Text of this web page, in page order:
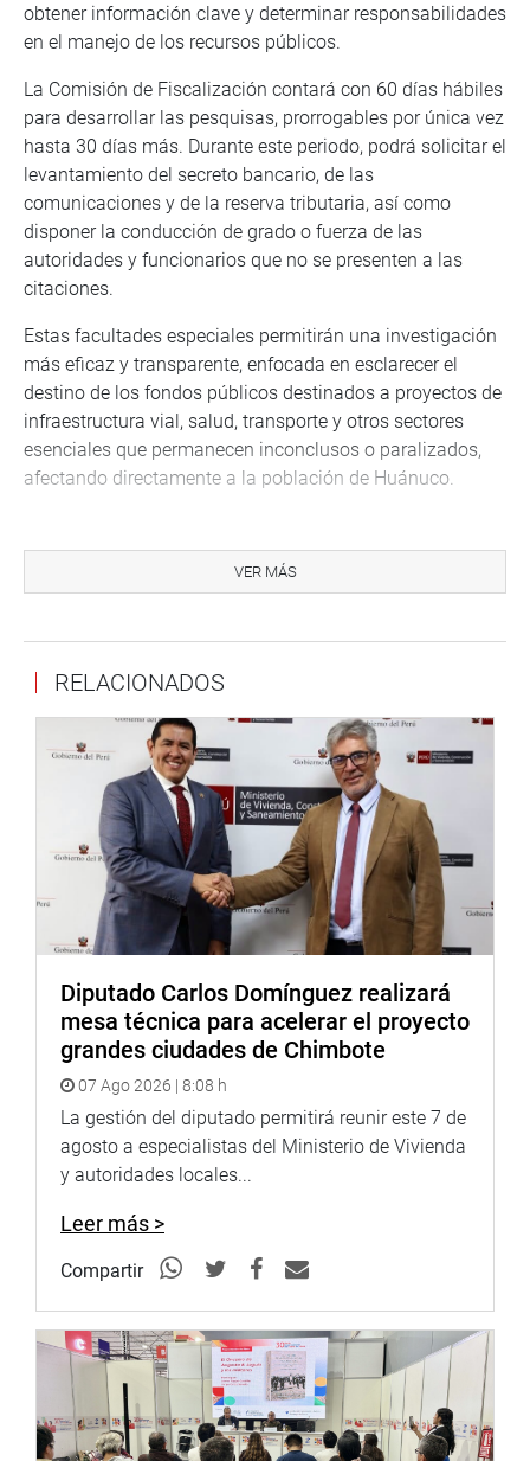
obtener información clave y determinar responsabilidades
en el manejo de los recursos públicos.
La Comisión de Fiscalización contará con 60 días hábiles
para desarrollar las pesquisas, prorrogables por única vez
hasta 30 días más. Durante este periodo, podrá solicitar el
levantamiento del secreto bancario, de las
comunicaciones y de la reserva tributaria, así como
disponer la conducción de grado o fuerza de las
autoridades y funcionarios que no se presenten a las
citaciones.
Estas facultades especiales permitirán una investigación
más eficaz y transparente, enfocada en esclarecer el
destino de los fondos públicos destinados a proyectos de
infraestructura vial, salud, transporte y otros sectores
esenciales que permanecen inconclusos o paralizados,
afectando directamente a la población de Huánuco.
soles del presupuesto público, hoy detenidos en
proyectos inconclusos de salud, transporte e
nunca abrieron, carreteras abandonadas y recursos del
pueblo en riesgo. Vamos a investigar con todo el peso de
la ley”, advirtió la congresista Ariana Orué Medina,
secretaria de la Comisión de Fiscalización y Contraloría.
De esta manera, el Congreso de la República reafirma su
rol de control político y su compromiso de proteger los
intereses del Estado y garantizar la correcta ejecución de
los recursos públicos, promoviendo sanciones ejemplares
frente a cualquier acto de corrupción o negligencia en la
gestión pública.
VER MÁS
RELACIONADOS
Diputado Carlos Domínguez realizará
mesa técnica para acelerar el proyecto
grandes ciudades de Chimbote
07 Ago 2026 | 8:08 h
La gestión del diputado permitirá reunir este 7 de
agosto a especialistas del Ministerio de Vivienda
y autoridades locales...
Leer más >
Compartir